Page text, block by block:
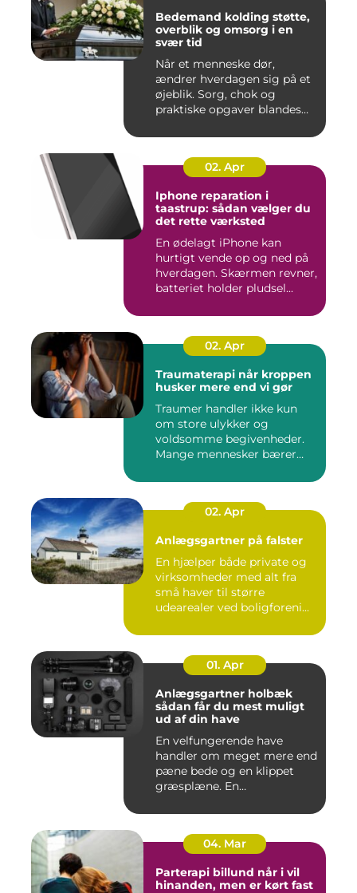
Bedemand kolding støtte,
overblik og omsorg i en
svær tid
Når et menneske dør,
ændrer hverdagen sig på et
øjeblik. Sorg, chok og
praktiske opgaver blandes
02. Apr
Iphone reparation i
taastrup: sådan vælger du
det rette værksted
En ødelagt iPhone kan
hurtigt vende op og ned på
hverdagen. Skærmen revner,
batteriet holder pludsel...
02. Apr
Traumaterapi når kroppen
husker mere end vi gør
Traumer handler ikke kun
om store ulykker og
voldsomme begivenheder.
Mange mennesker bærer
02. Apr
Anlægsgartner på falster
En hjælper både private og
virksomheder med alt fra
små haver til større
udearealer ved boligforeni...
01. Apr
Anlægsgartner holbæk
sådan får du mest muligt
ud af din have
En velfungerende have
handler om meget mere end
pæne bede og en klippet
græsplæne. En
04. Mar
Parterapi billund når i vil
hinanden, men er kørt fast